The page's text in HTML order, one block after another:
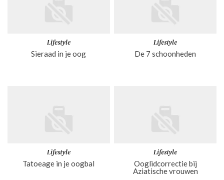
Lifestyle
Sieraad in je oog
Lifestyle
De 7 schoonheden
Lifestyle
Tatoeage in je oogbal
Lifestyle
Ooglidcorrectie bij
Aziatische vrouwen